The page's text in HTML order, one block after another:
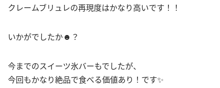
クレームブリュレの再現度はかなり高いです！！
いかがでしたか☻？
今までのスイーツ氷バーもでしたが、
今回もかなり絶品で食べる価値あり！です✨